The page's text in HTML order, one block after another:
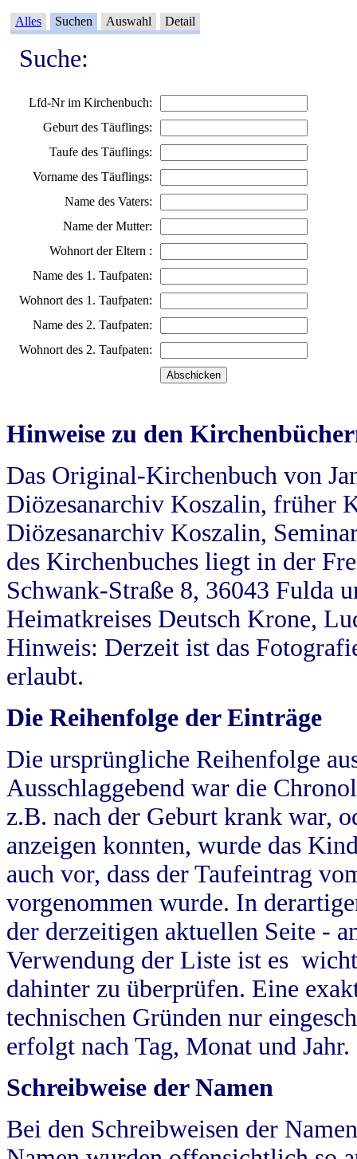
Alles Suchen Auswahl Detail
Suche:
Lfd-Nr im Kirchenbuch:
Geburt des Täuflings:
Taufe des Täuflings:
Vorname des Täuflings:
Name des Vaters:
Name der Mutter:
Wohnort der Eltern :
Name des 1. Taufpaten:
Wohnort des 1. Taufpaten:
Name des 2. Taufpaten:
Wohnort des 2. Taufpaten:
Hinweise zu den
Das Original-Kirchenbuch von
Diözesanarchiv Koszalin, früher
Diözesanarchiv Koszalin,
des Kirchenbuches liegt in der
Schwank-Straße 8, 36043 Fulda
Heimatkreises Deutsch Krone,
Hinweis: Derzeit ist das
erlaubt.
Die Reihenfolge der Einträge
Die ursprüngliche Reihenfolge
Ausschlaggebend war die
z.B. nach der Geburt krank war,
anzeigen konnten, wurde das
auch vor, dass der Taufeintrag
vorgenommen wurde. In
der derzeitigen aktuellen Seite -
Verwendung der Liste ist es
dahinter zu überprüfen. Eine
technischen Gründen nur
erfolgt nach Tag, Monat und Jahr.
Schreibweise der Namen
Bei den Schreibweisen der